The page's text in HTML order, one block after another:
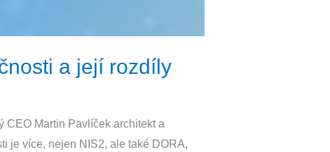
a její rozdíly
CEO​ Martin Pavlíček architekt a
je více, nejen NIS2, ale také DORA,